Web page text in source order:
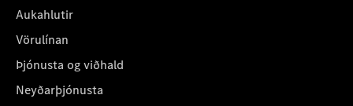
Aukahlutir
Vörulínan
Þjónusta og viðhald
Neyðarþjónusta